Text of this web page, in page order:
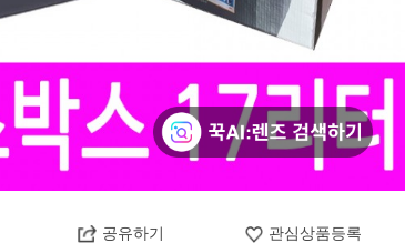
공유하기 관심상품등록